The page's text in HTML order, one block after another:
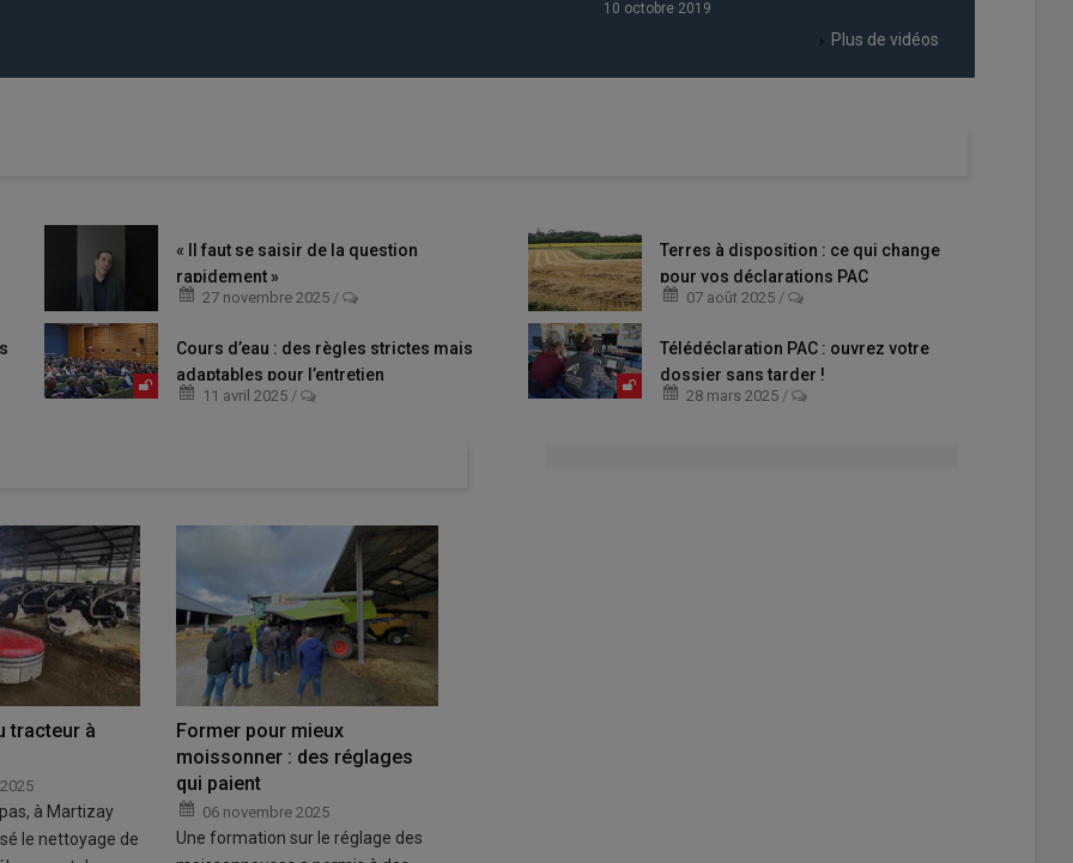
Plus de vidéos
« Il faut se saisir de la question
rapidement »
27 novembre 2025 /
Terres à disposition : ce qui change
pour vos déclarations PAC
07 août 2025 /
Cours d’eau : des règles strictes mais
adaptables pour l’entretien
11 avril 2025 /
Télédéclaration PAC : ouvrez votre
dossier sans tarder !
28 mars 2025 /
tracteur à
à Martizay
le nettoyage de
Former pour mieux
moissonner : des réglages
qui paient
06 novembre 2025
Une formation sur le réglage des